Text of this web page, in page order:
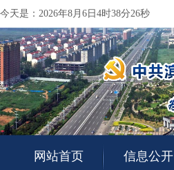
今天是：2026年8月6日4时38分27秒
网站首页 信息公开